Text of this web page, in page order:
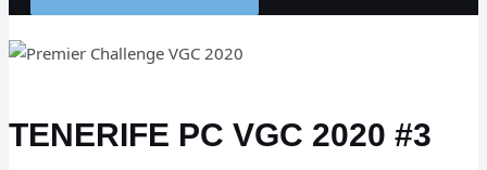
TENERIFE PC VGC 2020 #3